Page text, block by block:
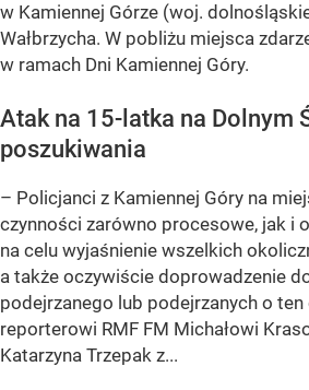
w Kamiennej Górze (woj.
Wałbrzycha. W pobliżu miejsca
w ramach Dni Kamiennej Góry.
Atak na 15-latka na Dolnym
poszukiwania
– Policjanci z Kamiennej Góry na
czynności zarówno procesowe, jak i
na celu wyjaśnienie wszelkich
a także oczywiście doprowadzenie
podejrzanego lub podejrzanych o ten
reporterowi RMF FM Michałowi
Katarzyna Trzepak z...